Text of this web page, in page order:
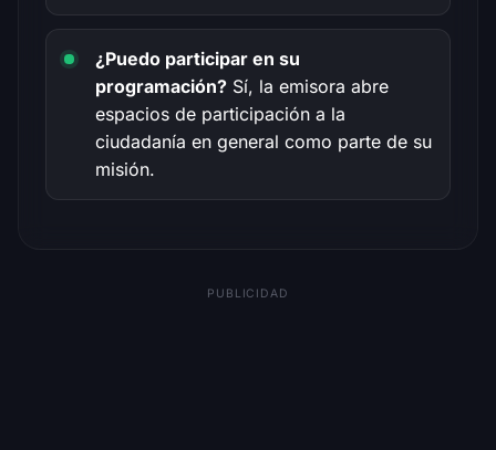
¿Puedo participar en su
programación? Sí, la emisora abre
espacios de participación a la
ciudadanía en general como parte de su
misión.
PUBLICIDAD